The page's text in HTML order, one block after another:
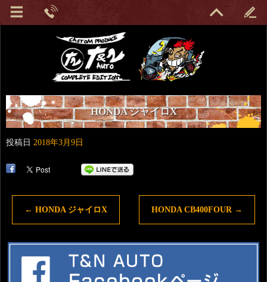
HONDA ジャイロX
投稿日 2018年3月9日
← HONDA ジャイロX HONDA CB400FOUR →